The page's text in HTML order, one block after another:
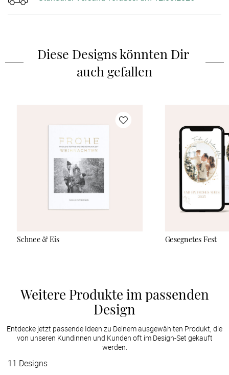
Diese Designs könnten Dir
auch gefallen
Schnee & Eis Gesegnetes Fest
Weitere Produkte im passenden
Design
Entdecke jetzt passende Ideen zu Deinem ausgewählten Produkt, die
von unseren Kundinnen und Kunden oft im Design-Set gekauft
werden.
11 Designs